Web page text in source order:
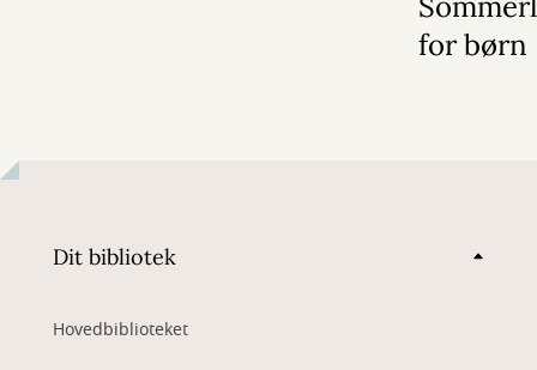
for børn
Dit bibliotek
Hovedbiblioteket